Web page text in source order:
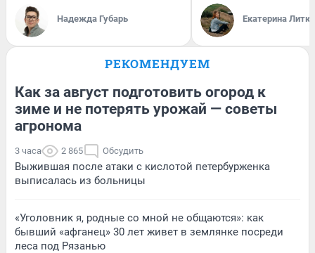
Надежда Губарь Екатерина
РЕКОМЕНДУЕМ
Как за август подготовить огород к
зиме и не потерять урожай — советы
агронома
3 часа 2 865 Обсудить
Выжившая после атаки с кислотой петербурженка
выписалась из больницы
«Уголовник я, родные со мной не общаются»: как
бывший «афганец» 30 лет живет в землянке посреди
леса под Рязанью